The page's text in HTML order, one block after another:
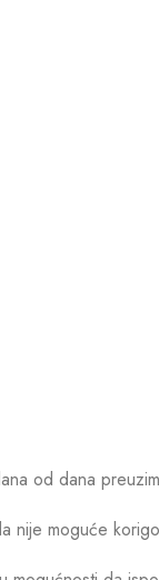
od dana
nije moguće